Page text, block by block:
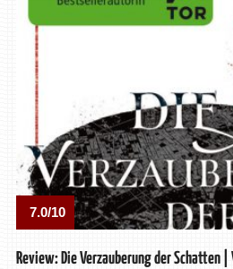
7.0/10
Review: Die Verzauberung der Schatten |